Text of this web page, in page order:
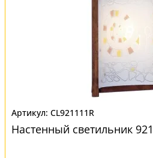
CL921111R
Настенный светильник